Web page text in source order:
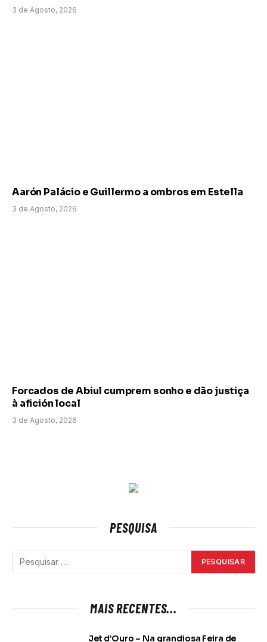
3 de Agosto, 2026
Aarón Palácio e Guillermo a ombros em Estella
3 de Agosto, 2026
Forcados de Abiul cumprem sonho e dão justiça
à afición local
3 de Agosto, 2026
PESQUISA
MAIS RECENTES...
Jet d’Ouro – Na grandiosa Feira de